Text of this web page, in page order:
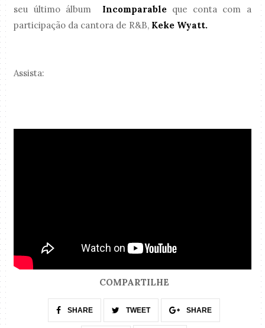
seu último álbum Incomparableque conta com a
participação da cantora de R&B, Keke Wyatt.
Assista:
COMPARTILHE
SHARE TWEET SHARE